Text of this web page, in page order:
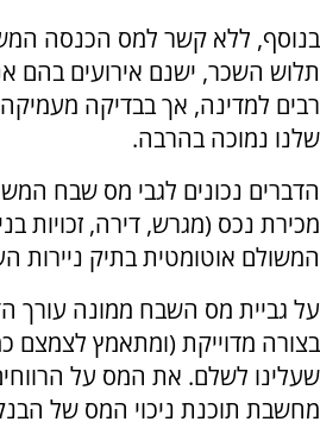
בנוסף, ללא קשר למס הכנסה
תלוש השכר, ישנם אירועים בהם
רבים למדינה, אך בבדיקה
שלנו נמוכה בהרבה.
הדברים נכונים לגבי מס שבח
מכירת נכס (מגרש, דירה, זכויות
המשולם אוטומטית בתיק ניירות
על גביית מס השבח ממונה עורך
בצורה מדוייקת (ומתאמץ לצמצם
שעלינו לשלם. את המס על
מחשבת תוכנת ניכוי המס של